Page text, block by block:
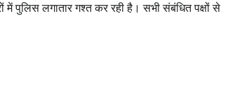
में पुलिस लगातार गश्त कर रही है। सभी संबंधित पक्षों से